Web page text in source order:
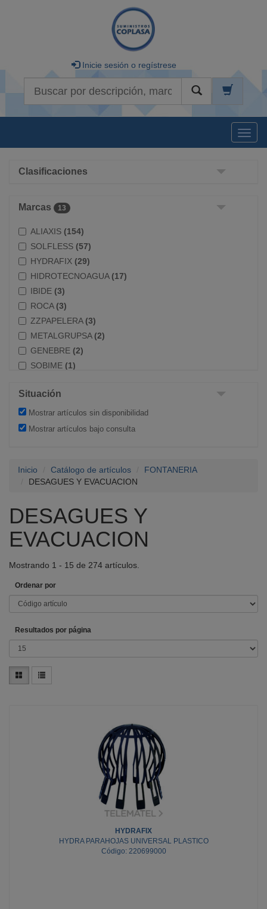
Inicie sesión o regístrese
Clasificaciones
Marcas 13
ALIAXIS (154)
SOLFLESS (57)
HYDRAFIX (29)
HIDROTECNOAGUA (17)
IBIDE (3)
ROCA (3)
ZZPAPELERA (3)
METALGRUPSA (2)
GENEBRE (2)
SOBIME (1)
FYCE(1)
WIRQUIN(1)
Situación
Mostrar artículos sin disponibilidad
Mostrar artículos bajo consulta
Inicio Catálogo de artículos
FONTANERIA
DESAGUES Y EVACUACION
DESAGUES Y
EVACUACION
Mostrando 1 - 15 de 274 artículos.
Ordenar por
Resultados por página
HYDRAFIX
HYDRA PARAHOJAS UNIVERSAL PLASTICO
Código: 220699000